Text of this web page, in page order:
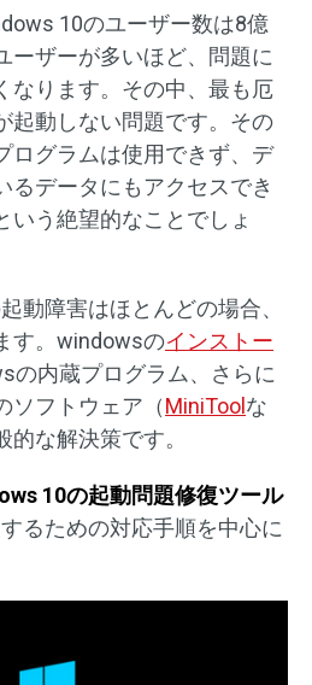
10のユーザー数は8億
ーザーが多いほど、問題に
なります。その中、最も厄
起動しない問題です。その
ログラムは使用できず、デ
るデータにもアクセスでき
いう絶望的なことでしょ
動障害はほとんどの場合、
す。windowsのインストー
の内蔵プログラム、さらに
ソフトウェア（MiniTool な
な解決策です。
10の起動問題修復ツール
るための対応手順を中心に